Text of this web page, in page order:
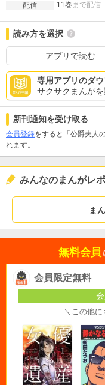
配信
11巻 まで配信
読み方を選択
アプリで読む
専用アプリのダ
サクサクまんがを
新刊通知を受け取る
会員登録をすると「公爵夫人
れます。
みんなのまんがレポ
ま
無料会員
会員限定無料
＼この他に